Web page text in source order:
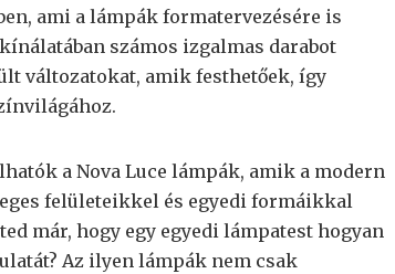
ami a lámpák formatervezésére is
számos izgalmas darabot
változatokat, amik festhetőek, így
a Nova Luce lámpák, amik a modern
felületeikkel és egyedi formáikkal
már, hogy egy egyedi lámpatest hogyan
Az ilyen lámpák nem csak